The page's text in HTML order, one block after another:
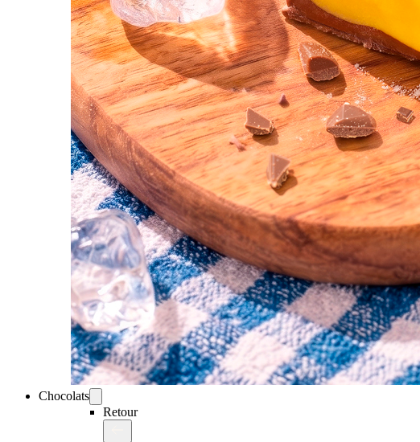
Chocolats
Retour